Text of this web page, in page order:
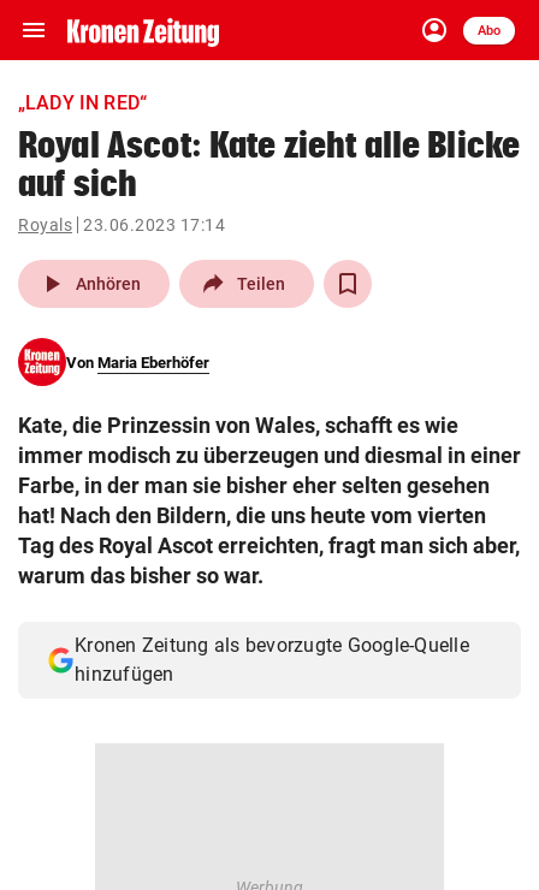
menu Navigation
ein-/ausklappen
account_circle
Anmelden
Abo
close Schließen
account_circle Anmelden
pin_drop
Wien arrow_right
search
eingeben
© Krone Multimedia GmbH & Co KG 2026
Muthgasse 2, 1190 Wien
„LADY IN RED“
Royal Ascot: Kate zieht alle Blicke
auf sich
Royals 23.06.2023 17:14
play_arrow Anhören Teilen
Von Maria Eberhöfer
Kate, die Prinzessin von Wales, schafft es wie
immer modisch zu überzeugen und diesmal in einer
Farbe, in der man sie bisher eher selten gesehen
hat! Nach den Bildern, die uns heute vom vierten
Tag des Royal Ascot erreichten, fragt man sich aber,
warum das bisher so war.
Kronen Zeitung als bevorzugte Google-Quelle
hinzufügen